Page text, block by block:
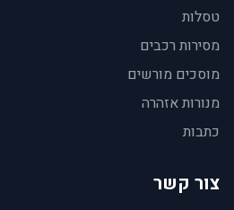
טסלות
מסירות רכבים
מוסכים מורשים
מנורות אזהרה
כתבות
צור קשר